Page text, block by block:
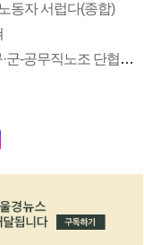
동자 서럽다(종합)
비정규직 때 경력 호봉 인정 갈등, 부산 구·군-공무직노조 단협 진통